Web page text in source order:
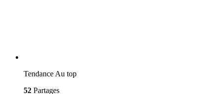
Tendance Au top
52 Partages